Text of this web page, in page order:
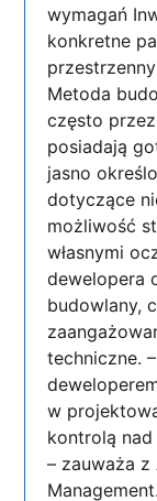
wymagań
konkretne
Metoda
często
posiadają
jasno
dotyczące
możliwość
własnymi
dewelopera
budowlany,
techniczne.
w
kontrolą
– zauważa